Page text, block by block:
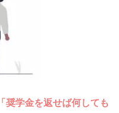
「奨学金を返せば何しても